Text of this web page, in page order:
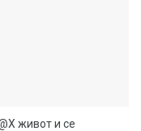
живот и се